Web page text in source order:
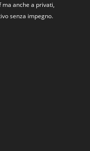
anche a privati,
senza impegno.